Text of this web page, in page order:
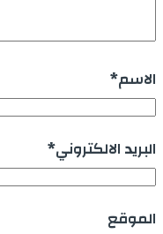
الاسم*
البريد الالكتروني*
الموقع